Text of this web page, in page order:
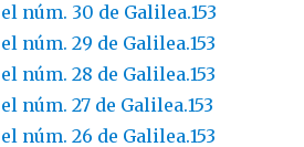
núm. 30 de Galilea.153
núm. 29 de Galilea.153
núm. 28 de Galilea.153
núm. 27 de Galilea.153
núm. 26 de Galilea.153